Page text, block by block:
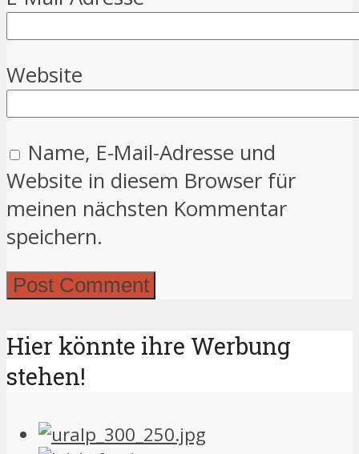
Website
Name, E-Mail-Adresse und
Website in diesem Browser für
meinen nächsten Kommentar
speichern.
Hier könnte ihre Werbung
stehen!